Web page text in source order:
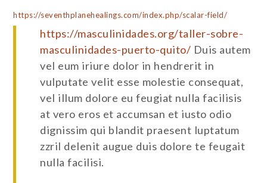
https://seventhplanehealings.com/index.php/scalar-field/
https://masculinidades.org/taller-sobre-
masculinidades-puerto-quito/ Duis autem
vel eum iriure dolor in hendrerit in
vulputate velit esse molestie consequat,
vel illum dolore eu feugiat nulla facilisis
at vero eros et accumsan et iusto odio
dignissim qui blandit praesent luptatum
zzril delenit augue duis dolore te feugait
nulla facilisi.